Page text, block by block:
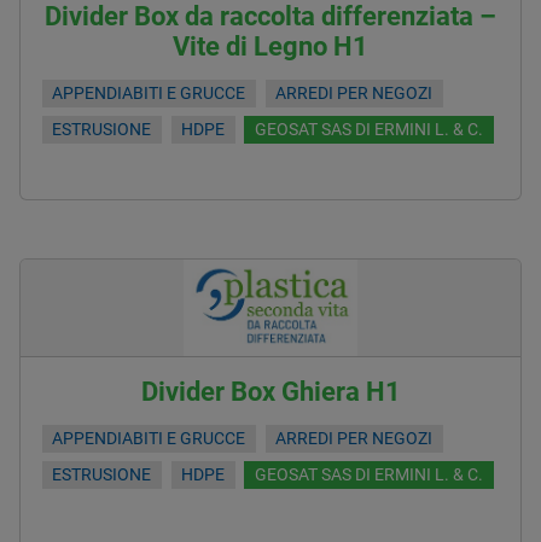
Divider Box da raccolta differenziata –
Vite di Legno H1
APPENDIABITI E GRUCCE
ARREDI PER NEGOZI
ESTRUSIONE
HDPE GEOSAT SAS DI ERMINI L. & C.
Divider Box Ghiera H1
APPENDIABITI E GRUCCE
ARREDI PER NEGOZI
ESTRUSIONE
HDPE GEOSAT SAS DI ERMINI L. & C.